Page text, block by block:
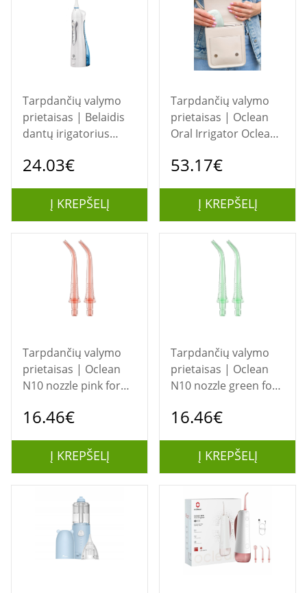
Tarpdančių valymo
prietaisas | Belaidis
dantų irigatorius
24.03€
Į KREPŠELĮ
Tarpdančių valymo
prietaisas | Oclean
Oral Irrigator Oclean
53.17€
Į KREPŠELĮ
Tarpdančių valymo
prietaisas | Oclean
N10 nozzle pink for
16.46€
Į KREPŠELĮ
Tarpdančių valymo
prietaisas | Oclean
N10 nozzle green for
16.46€
Į KREPŠELĮ